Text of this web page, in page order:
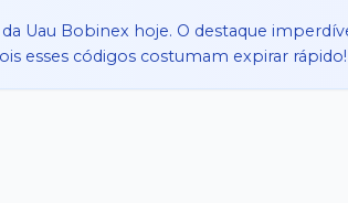
da Uau Bobinex hoje. O destaque
esses códigos costumam expirar rápido!